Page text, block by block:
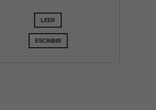
LEER
ESCRIBIR